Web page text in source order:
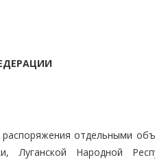
отдельными
Луганской Народной